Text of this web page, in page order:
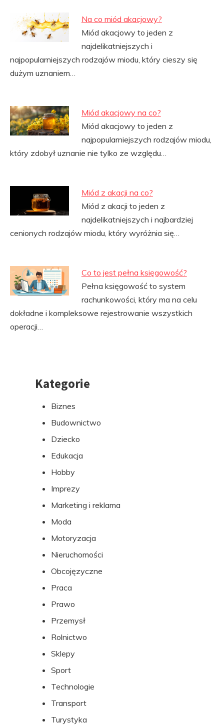
Na co miód akacjowy?
Miód akacjowy to jeden z
najdelikatniejszych i
najpopularniejszych rodzajów miodu, który cieszy się
dużym uznaniem…
Miód akacjowy na co?
Miód akacjowy to jeden z
najpopularniejszych rodzajów miodu,
który zdobył uznanie nie tylko ze względu…
Miód z akacji na co?
Miód z akacji to jeden z
najdelikatniejszych i najbardziej
cenionych rodzajów miodu, który wyróżnia się…
Co to jest pełna księgowość?
Pełna księgowość to system
rachunkowości, który ma na celu
dokładne i kompleksowe rejestrowanie wszystkich
operacji…
PrzejdźKategorie
Biznes
Budownictwo
Dziecko
Edukacja
Hobby
Imprezy
Marketing i reklama
Moda
Motoryzacja
Nieruchomości
Obcojęzyczne
Praca
Prawo
Przemysł
Rolnictwo
Sklepy
Sport
Technologie
Transport
Turystyka